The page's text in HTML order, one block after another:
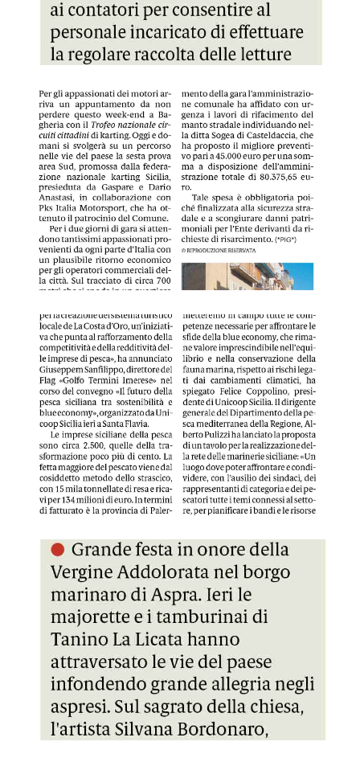
GDS 16/09/2023 Bagheria gara di kart in pista 100 piloti
GDS 17/09/2023 Sviluppo per la costa, 3 milioni per i
GDS 17/09/2023 Vergine Addolorata al via tanti eventi
GDS 19/09/2023 Si rimescolano le carte del Pnrr, Messina